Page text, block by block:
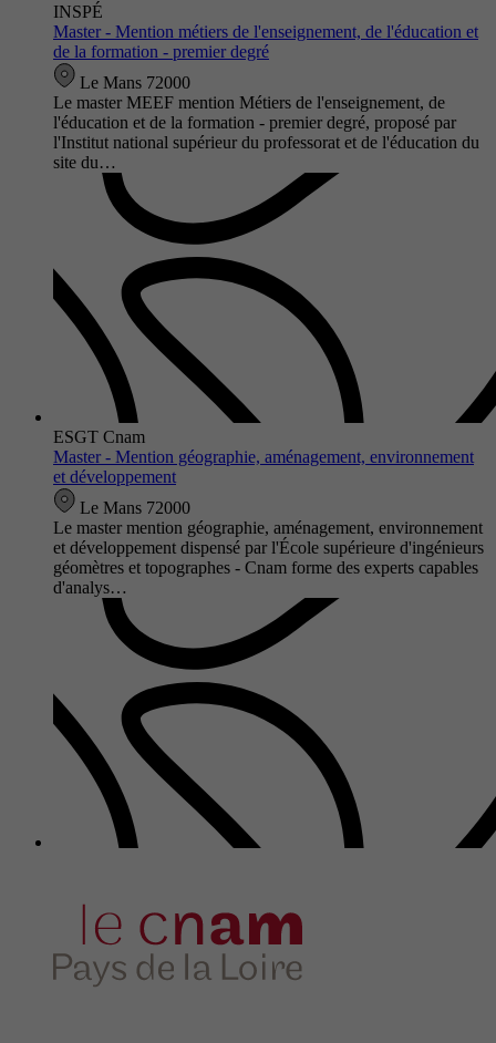
INSPÉ
Master - Mention métiers de l'enseignement, de l'éducation et
de la formation - premier degré
Le Mans 72000
Le master MEEF mention Métiers de l'enseignement, de
l'éducation et de la formation - premier degré, proposé par
l'Institut national supérieur du professorat et de l'éducation du
site du…
ESGT Cnam
Master - Mention géographie, aménagement, environnement
et développement
Le Mans 72000
Le master mention géographie, aménagement, environnement
et développement dispensé par l'École supérieure d'ingénieurs
géomètres et topographes - Cnam forme des experts capables
d'analys…